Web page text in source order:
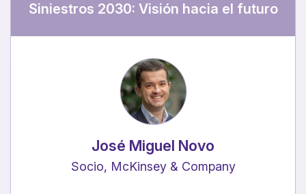
Siniestros 2030: Visión hacia el futuro
José Miguel Novo
Socio, McKinsey & Company